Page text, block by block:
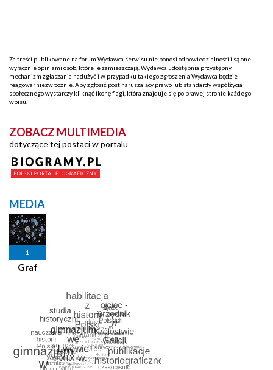
Za treści publikowane na forum Wydawca serwisu nie ponosi odpowiedzialności i są one
wyłącznie opiniami osób, które je zamieszczają. Wydawca udostępnia przystępny
mechanizm zgłaszania nadużyć i w przypadku takiego zgłoszenia Wydawca będzie
reagował niezwłocznie. Aby zgłosić post naruszający prawo lub standardy współżycia
społecznego wystarczy kliknąć ikonę flagi, która znajduje się po prawej stronie każdego
wpisu.
ZOBACZ MULTIMEDIA
dotyczące tej postaci w portalu
MEDIA
1
Graf